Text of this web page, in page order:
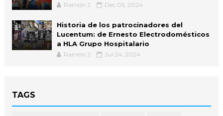
Ramón J. Dec 05, 2024
Historia de los patrocinadores del
Lucentum: de Ernesto Electrodomésticos
a HLA Grupo Hospitalario
Ramón J. Jul 24, 2024
TAGS